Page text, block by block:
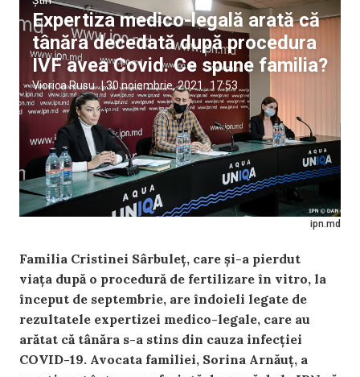
ipn.md
Expertiza medico-legală arată că
tânăra decedată după procedura
IVF avea Covid. Ce spune familia?
Viorica Rusu |30 noiembrie, 2021 17:53
Familia Cristinei Sârbuleț, care și-a pierdut
viața după o procedură de fertilizare în vitro, la
început de septembrie, are îndoieli legate de
rezultatele expertizei medico-legale, care au
arătat că tânăra s-a stins din cauza infecției
COVID-19. Avocata familiei, Sorina Arnăuț, a